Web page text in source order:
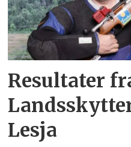
Resultater
Lesja